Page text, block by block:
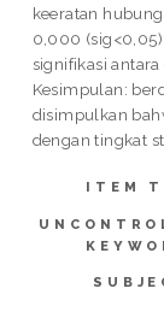
keeratan
0,000
signifikasi
Kesimpulan:
disimpulkan
dengan tingkat
ITEM